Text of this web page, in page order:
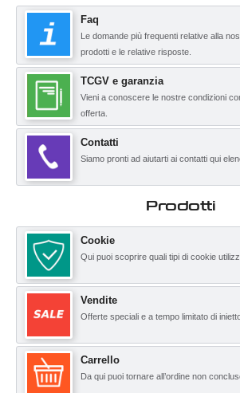
Faq
Le domande più frequenti relative alla
prodotti e le relative risposte.
TCGV e garanzia
Vieni a conoscere le nostre condizioni
offerta.
Contatti
Siamo pronti ad aiutarti ai contatti qui
Prodotti
Cookie
Qui puoi scoprire quali tipi di cookie
Vendite
Offerte speciali e a tempo limitato di
Carrello
Da qui puoi tornare all’ordine non